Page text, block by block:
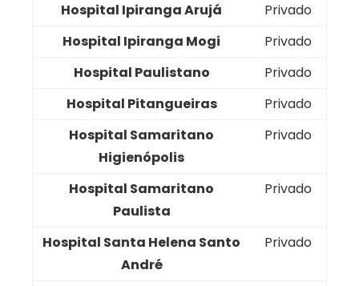
Hospital Ipiranga Arujá
Privado
Hospital Ipiranga Mogi
Privado
Hospital Paulistano
Privado
Hospital Pitangueiras
Privado
Hospital Samaritano
Higienópolis
Privado
Hospital Samaritano
Paulista
Privado
Hospital Santa Helena Santo
André
Privado